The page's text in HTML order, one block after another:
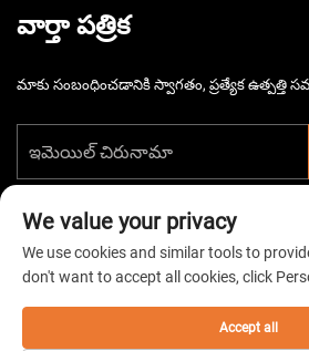
వార్తా పత్రిక
మాకు సంబంధించడానికి స్వాగతం, ప్రత్యేక ఉత్పత్తి
కాపీరైట్ © 2026 చైనా తైజౌ హార్స్‌మార్గ్
హక్కులు పొందుపరచబడినవి. -
We value your privacy
We use cookies and similar tools to
don't want to accept all cookies, click
Accept all